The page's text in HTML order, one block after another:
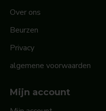
Over ons
Beurzen
Privacy
algemene voorwaarden
Mijn account